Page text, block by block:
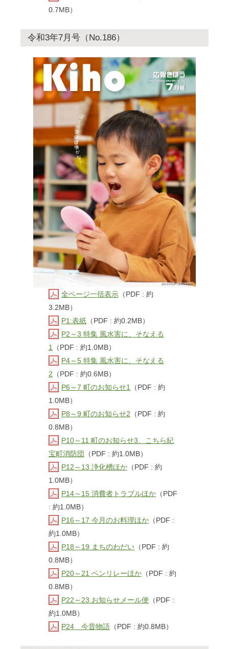
0.7MB）
令和3年7月号（No.186）
全ページ一括表示 （PDF : 約
3.2MB）
P1:表紙 （PDF : 約0.2MB）
P2～3 特集 風水害に、そなえる
1
（PDF : 約1.0MB）
P4～5 特集 風水害に、そなえる
2 （PDF : 約0.6MB）
P6～7 町のお知らせ1
（PDF : 約
1.0MB）
P8～9 町のお知らせ2 （PDF : 約
0.8MB）
P10～11 町のお知らせ3、こちら紀
宝町消防団
（PDF : 約1.0MB）
P12～13 浄化槽ほか （PDF : 約
1.0MB）
P14～15 消費者トラブルほか （PDF
: 約1.0MB）
P16～17 今月のお料理ほか （PDF :
約1.0MB）
P18～19 まちのわだい （PDF : 約
0.8MB）
P20～21 ペンリレーほか （PDF : 約
0.8MB）
P22～23 お知らせメール便 （PDF :
約1.0MB）
P24 今昔物語 （PDF : 約0.8MB）